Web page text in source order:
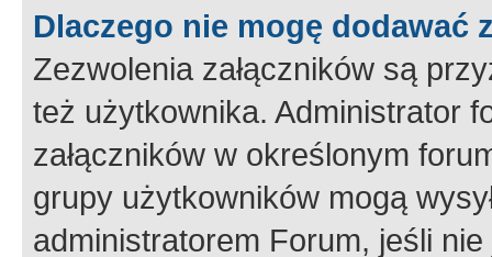
Dlaczego nie mogę dodawać
Zezwolenia załączników są
też użytkownika. Administrator
załączników w określonym
grupy użytkowników mogą
administratorem Forum, jeśli